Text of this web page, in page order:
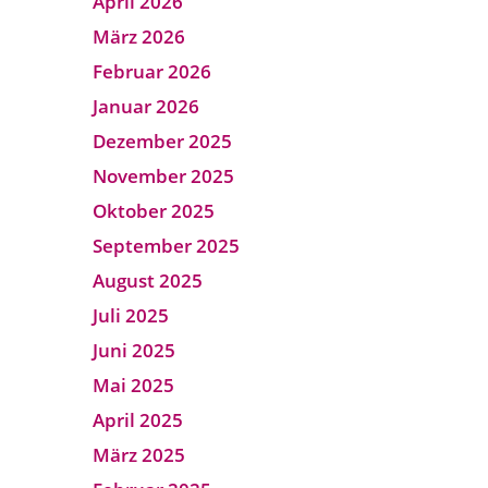
März 2026
Februar 2026
Januar 2026
Dezember 2025
November 2025
Oktober 2025
September 2025
August 2025
Juli 2025
Juni 2025
Mai 2025
April 2025
März 2025